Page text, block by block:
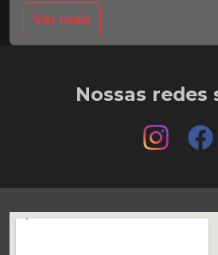
Ver mais
Nossas redes